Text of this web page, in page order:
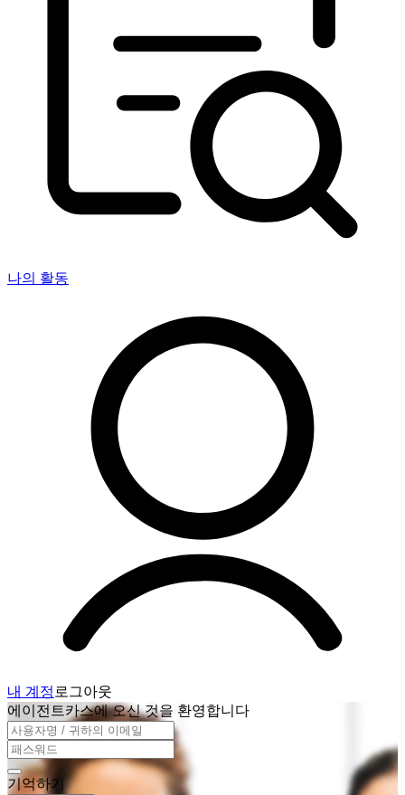
나의 활동
내 계정 로그아웃
에이전트카스에 오신 것을 환영합니다
기억하기